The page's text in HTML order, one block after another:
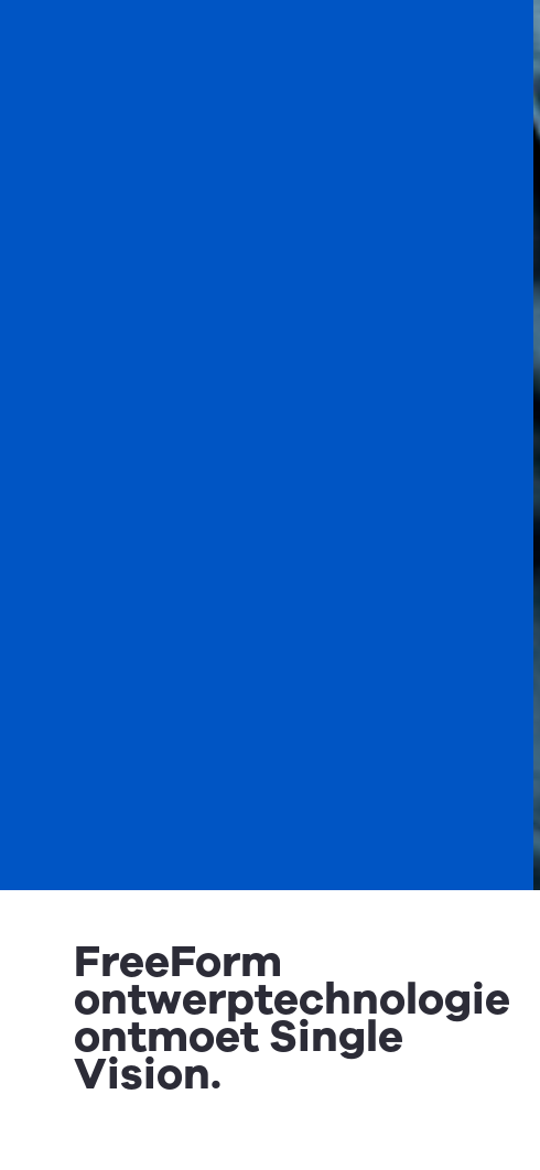
FreeForm
ontwerptechnologie
ontmoet Single
Vision.